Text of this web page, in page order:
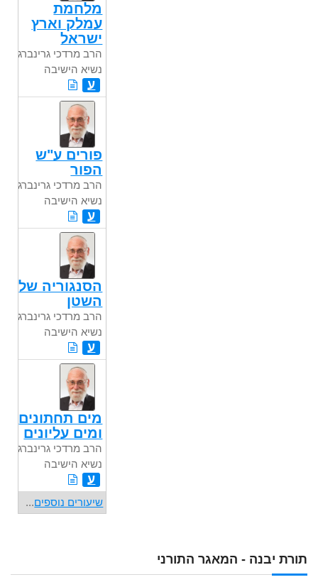
תורת יבנה - המאגר התורני
מלחמת
עמלק וארץ
ישראל
הרב מרדכי גרינברג
נשיא הישיבה
ע
פורים ע"ש
הפור
הרב מרדכי גרינברג
נשיא הישיבה
ע
הסנגוריה של
השטן
הרב מרדכי גרינברג
נשיא הישיבה
ע
מים תחתונים
ומים עליונים
הרב מרדכי גרינברג
נשיא הישיבה
ע
שיעורים נוספים...